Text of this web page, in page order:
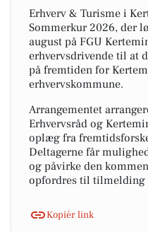
Erhverv & Turisme i
Sommerkur 2026, der
august på FGU
erhvervsdrivende til at
på fremtiden for
erhvervskommune.
Arrangementet
Erhvervsråd og
oplæg fra
Deltagerne får
og påvirke den
opfordres til tilmelding
Kopiér link